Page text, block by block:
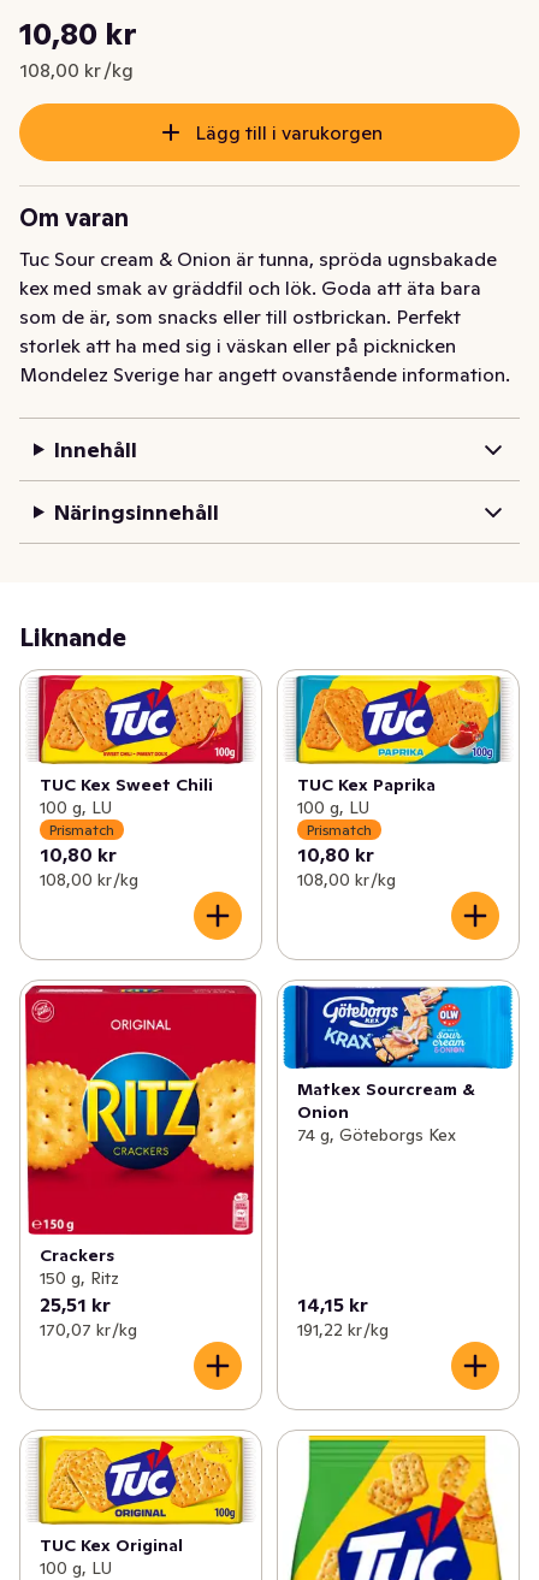
Nuvarande pris är: 10,80 kr
10,80 kr
108,00 kr /kg
Styckpris: 108,00 kr /kg
Lägg till i varukorgen
Om varan
Tuc Sour cream & Onion är tunna, spröda ugnsbakade
kex med smak av gräddfil och lök. Goda att äta bara
som de är, som snacks eller till ostbrickan. Perfekt
storlek att ha med sig i väskan eller på picknicken
Mondelez Sverige har angett ovanstående information.
Innehåll
Näringsinnehåll
Liknande
TUC Kex Sweet Chili
100 g, LU
Prismatch
10,80 kr
108,00 kr /kg
TUC Kex Paprika
100 g, LU
Prismatch
10,80 kr
108,00 kr /kg
Crackers
150 g, Ritz
25,51 kr
170,07 kr /kg
Matkex Sourcream &
Onion
74 g, Göteborgs Kex
14,15 kr
191,22 kr /kg
TUC Kex Original
100 g, LU